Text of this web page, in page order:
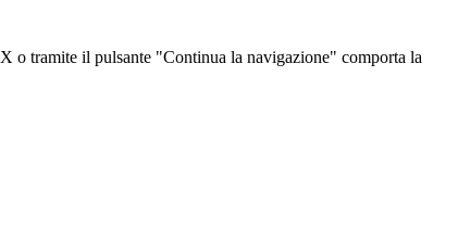
o tramite il pulsante "Continua la navigazione" comporta la